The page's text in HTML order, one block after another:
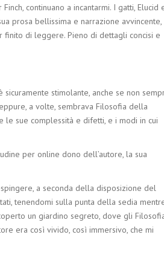
continuano a incantarmi. I gatti, Elucid
prosa bellissima e narrazione avvincente,
finito di leggere. Pieno di dettagli concisi e
stimolante, anche se non
a volte, sembrava Filosofia della
le sue complessità e difetti, e i modi in cui
per online dono dell’autore, la sua
a seconda della disposizione del
tenendomi sulla punta della sedia
un giardino segreto, dove gli
era così vivido, così immersivo, che mi